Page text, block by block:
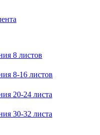
8 листов
8-16 листов
20-24 листа
30-32 листа